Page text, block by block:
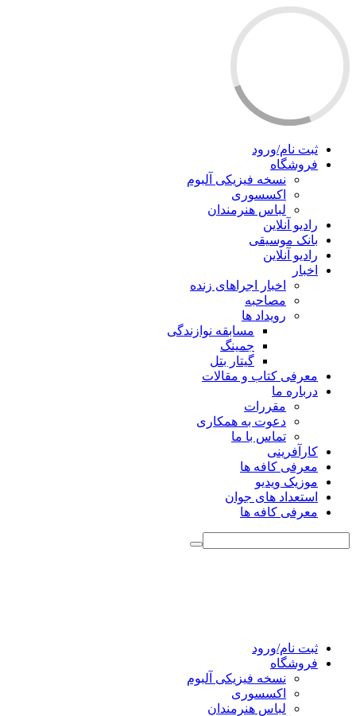
ثبت نام/ورود
فروشگاه
نسخه فیزیکی آلبوم
اکسسوری
لباس هنرمندان
رادیو آنلاین
بانک موسیقی
رادیو آنلاین
اخبار
اخبار اجراهای زنده
مصاحبه
رویداد ها
مسابقه نوازندگی
جمینگ
گیتار بتل
معرفی کتاب و مقالات
درباره ما
مقررات
دعوت به همکاری
تماس با ما
کارآفرینی
معرفی کافه ها
موزیک ویدیو
استعداد های جوان
معرفی کافه ها
ثبت نام/ورود
فروشگاه
نسخه فیزیکی آلبوم
اکسسوری
لباس هنرمندان